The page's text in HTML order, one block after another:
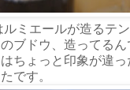
ミエールが造るテ
ブドウ、造ってる
ちょっと印象が違
です。